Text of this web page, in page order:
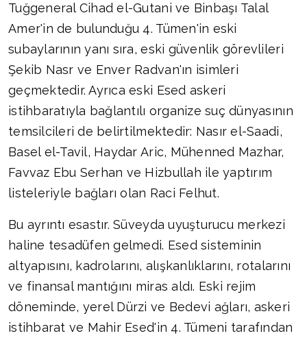
Tuğgeneral Cihad el-Gutani ve Binbaşı Talal
Amer'in de bulunduğu 4. Tümen'in eski
subaylarının yanı sıra, eski güvenlik görevlileri
Şekib Nasr ve Enver Radvan'ın isimleri
geçmektedir. Ayrıca eski Esed askeri
istihbaratıyla bağlantılı organize suç dünyasının
temsilcileri de belirtilmektedir: Nasır el-Saadi,
Basel el-Tavil, Haydar Aric, Mühenned Mazhar,
Favvaz Ebu Serhan ve Hizbullah ile yaptırım
listeleriyle bağları olan Raci Felhut.
Bu ayrıntı esastır. Süveyda uyuşturucu merkezi
haline tesadüfen gelmedi. Esed sisteminin
altyapısını, kadrolarını, alışkanlıklarını, rotalarını
ve finansal mantığını miras aldı. Eski rejim
döneminde, yerel Dürzi ve Bedevi ağları, askeri
istihbarat ve Mahir Esed'in 4. Tümeni tarafından